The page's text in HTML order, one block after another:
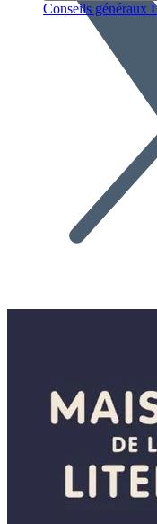
Conseils généraux